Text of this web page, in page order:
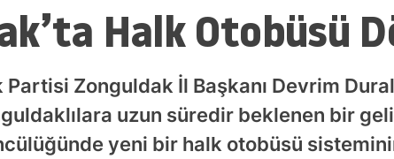
Halk Otobüsü
Zonguldak İl Başkanı Devrim
uzun süredir beklenen bir
yeni bir halk otobüsü